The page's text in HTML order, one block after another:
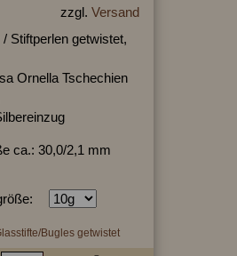
zzgl. Versand
Stiftperlen getwistet,
Ornella Tschechien
ca.: 30,0/2,1 mm
Bugles getwistet